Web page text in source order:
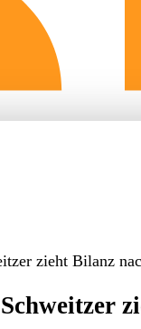
zieht Bilanz